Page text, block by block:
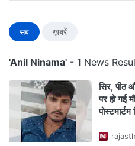
सब ख़बरें
'Anil Ninama' - 1 News
सिर, पीठ
पर हो गई
पोस्टमार्टम